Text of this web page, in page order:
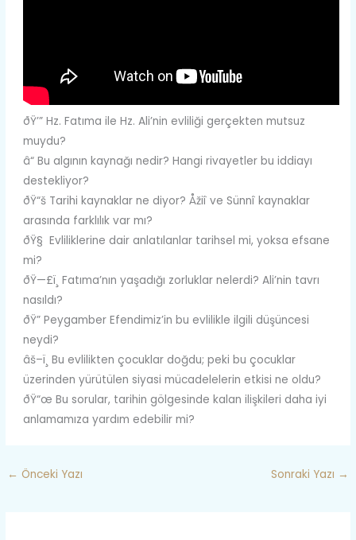
ðŸ’” Hz. Fatıma ile Hz. Ali’nin evliliği gerçekten mutsuz
muydu?
â“ Bu algının kaynağı nedir? Hangi rivayetler bu iddiayı
destekliyor?
ðŸ“š Tarihi kaynaklar ne diyor? Åžiî ve Sünnî kaynaklar
arasında farklılık var mı?
ðŸ§ Evliliklerine dair anlatılanlar tarihsel mi, yoksa efsane
mi?
ðŸ—£ï¸ Fatıma’nın yaşadığı zorluklar nelerdi? Ali’nin tavrı
nasıldı?
ðŸ” Peygamber Efendimiz’in bu evlilikle ilgili düşüncesi
neydi?
âš–ï¸ Bu evlilikten çocuklar doğdu; peki bu çocuklar
üzerinden yürütülen siyasi mücadelelerin etkisi ne oldu?
ðŸ“œ Bu sorular, tarihin gölgesinde kalan ilişkileri daha iyi
anlamamıza yardım edebilir mi?
← Önceki Yazı Sonraki Yazı →